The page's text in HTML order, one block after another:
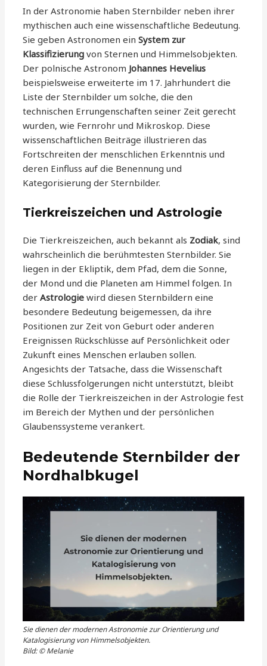
In der Astronomie haben Sternbilder neben ihrer
mythischen auch eine wissenschaftliche Bedeutung.
Sie geben Astronomen einSystem zur
Klassifizierung von Sternen und Himmelsobjekten.
Der polnische Astronom Johannes Hevelius
beispielsweise erweiterte im 17. Jahrhundert die
Liste der Sternbilder um solche, die den
technischen Errungenschaften seiner Zeit gerecht
wurden, wie Fernrohr und Mikroskop. Diese
wissenschaftlichen Beiträge illustrieren das
Fortschreiten der menschlichen Erkenntnis und
deren Einfluss auf die Benennung und
Kategorisierung der Sternbilder.
Tierkreiszeichen und Astrologie
Die Tierkreiszeichen, auch bekannt als Zodiak, sind
wahrscheinlich die berühmtesten Sternbilder. Sie
liegen in der Ekliptik, dem Pfad, dem die Sonne,
der Mond und die Planeten am Himmel folgen. In
derAstrologie wird diesen Sternbildern eine
besondere Bedeutung beigemessen, da ihre
Positionen zur Zeit von Geburt oder anderen
Ereignissen Rückschlüsse auf Persönlichkeit oder
Zukunft eines Menschen erlauben sollen.
Angesichts der Tatsache, dass die Wissenschaft
diese Schlussfolgerungen nicht unterstützt, bleibt
die Rolle der Tierkreiszeichen in der Astrologie fest
im Bereich der Mythen und der persönlichen
Glaubenssysteme verankert.
Bedeutende Sternbilder der
Nordhalbkugel
Sie dienen der modernen Astronomie zur Orientierung und
Katalogisierung von Himmelsobjekten.
Bild: © Melanie